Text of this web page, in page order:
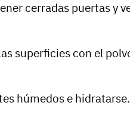
cerradas puertas y
superficies con el
húmedos e hidratarse.